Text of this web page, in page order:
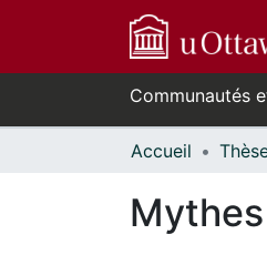
Communautés
Accueil